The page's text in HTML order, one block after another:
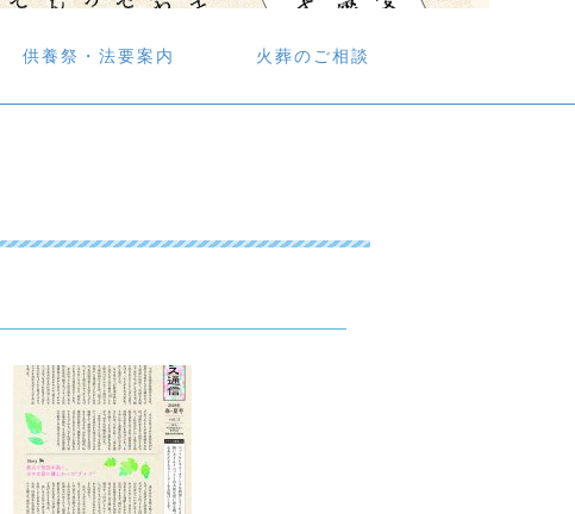
供養祭・法要案内 火葬のご相談